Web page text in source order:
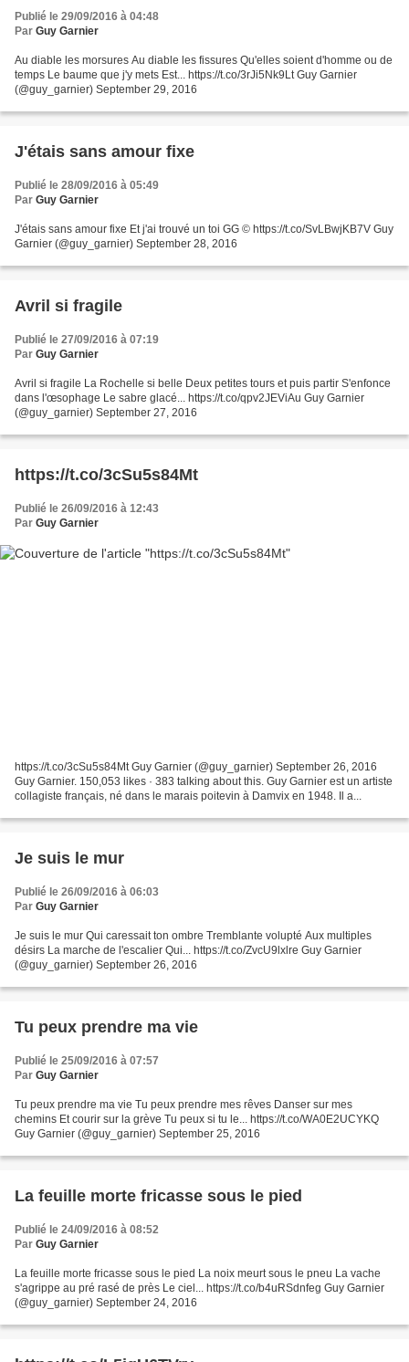
Publié le 29/09/2016 à 04:48
Par Guy Garnier
Au diable les morsures Au diable les fissures Qu'elles soient d'homme ou de
temps Le baume que j'y mets Est... https://t.co/3rJi5Nk9Lt Guy Garnier
(@guy_garnier) September 29, 2016
J'étais sans amour fixe
Publié le 28/09/2016 à 05:49
Par Guy Garnier
J'étais sans amour fixe Et j'ai trouvé un toi GG © https://t.co/SvLBwjKB7V Guy
Garnier (@guy_garnier) September 28, 2016
Avril si fragile
Publié le 27/09/2016 à 07:19
Par Guy Garnier
Avril si fragile La Rochelle si belle Deux petites tours et puis partir S'enfonce
dans l'œsophage Le sabre glacé... https://t.co/qpv2JEViAu Guy Garnier
(@guy_garnier) September 27, 2016
https://t.co/3cSu5s84Mt
Publié le 26/09/2016 à 12:43
Par Guy Garnier
https://t.co/3cSu5s84Mt Guy Garnier (@guy_garnier) September 26, 2016
Guy Garnier. 150,053 likes · 383 talking about this. Guy Garnier est un artiste
collagiste français, né dans le marais poitevin à Damvix en 1948. Il a...
Je suis le mur
Publié le 26/09/2016 à 06:03
Par Guy Garnier
Je suis le mur Qui caressait ton ombre Tremblante volupté Aux multiples
désirs La marche de l'escalier Qui... https://t.co/ZvcU9lxlre Guy Garnier
(@guy_garnier) September 26, 2016
Tu peux prendre ma vie
Publié le 25/09/2016 à 07:57
Par Guy Garnier
Tu peux prendre ma vie Tu peux prendre mes rêves Danser sur mes
chemins Et courir sur la grève Tu peux si tu le... https://t.co/WA0E2UCYKQ
Guy Garnier (@guy_garnier) September 25, 2016
La feuille morte fricasse sous le pied
Publié le 24/09/2016 à 08:52
Par Guy Garnier
La feuille morte fricasse sous le pied La noix meurt sous le pneu La vache
s'agrippe au pré rasé de près Le ciel... https://t.co/b4uRSdnfeg Guy Garnier
(@guy_garnier) September 24, 2016